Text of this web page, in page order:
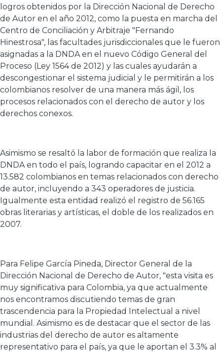
logros obtenidos por la Dirección Nacional de Derecho
de Autor en el año 2012, como la puesta en marcha del
Centro de Conciliación y Arbitraje "Fernando
Hinestrosa", las facultades jurisdiccionales que le fueron
asignadas a la DNDA en el nuevo Código General del
Proceso (Ley 1564 de 2012) y las cuales ayudarán a
descongestionar el sistema judicial y le permitirán a los
colombianos resolver de una manera más ágil, los
procesos relacionados con el derecho de autor y los
derechos conexos.
Asimismo se resaltó la labor de formación que realiza la
DNDA en todo el país, logrando capacitar en el 2012 a
13.582 colombianos en temas relacionados con derecho
de autor, incluyendo a 343 operadores de justicia.
Igualmente esta entidad realizó el registro de 56.165
obras literarias y artísticas, el doble de los realizados en
2007.
Para Felipe García Pineda, Director General de la
Dirección Nacional de Derecho de Autor, "esta visita es
muy significativa para Colombia, ya que actualmente
nos encontramos discutiendo temas de gran
trascendencia para la Propiedad Intelectual a nivel
mundial. Asimismo es de destacar que el sector de las
industrias del derecho de autor es altamente
representativo para el país, ya que le aportan el 3.3% al